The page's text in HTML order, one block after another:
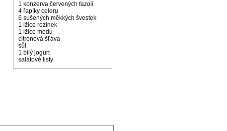
1 konzerva červených fazolí
4 řapíky celeru
6 sušených měkkých švestek
1 lžíce rozinek
1 lžíce medu
citrónová šťáva
sůl
1 bílý jogurt
salátové listy